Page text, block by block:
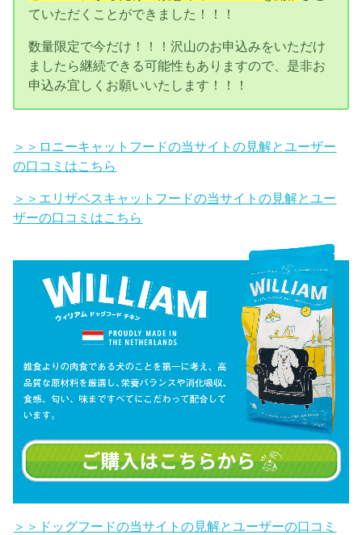
ていただくことができました！！！
数量限定で今だけ！！！沢山のお申込みをいただけ
ましたら継続できる可能性もありますので、是非お
申込み宜しくお願いいたします！！！
＞＞ロニーキャットフードの当サイトの見解とユーザー
の口コミはこちら
＞＞エリザベスキャットフードの当サイトの見解とユー
ザーの口コミはこちら
＞＞ドッグフードの当サイトの見解とユーザーの口コミ